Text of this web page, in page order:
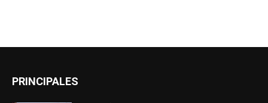
PRINCIPALES